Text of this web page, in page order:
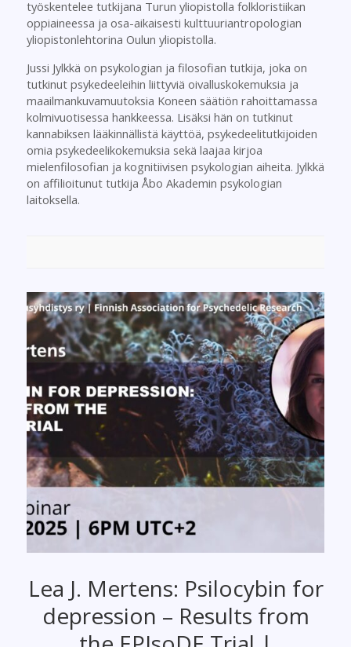
työskentelee tutkijana Turun yliopistolla folkloristiikan
oppiaineessa ja osa-aikaisesti kulttuuriantropologian
yliopistonlehtorina Oulun yliopistolla.
Jussi Jylkkä on psykologian ja filosofian tutkija, joka on
tutkinut psykedeeleihin liittyviä oivalluskokemuksia ja
maailmankuvamuutoksia Koneen säätiön rahoittamassa
kolmivuotisessa hankkeessa. Lisäksi hän on tutkinut
kannabiksen lääkinnällistä käyttöä, psykedeelitutkijoiden
omia psykedeelikokemuksia sekä laajaa kirjoa
mielenfilosofian ja kognitiivisen psykologian aiheita. Jylkkä
on affilioitunut tutkija Åbo Akademin psykologian
laitoksella.
Lea J. Mertens: Psilocybin for
depression – Results from